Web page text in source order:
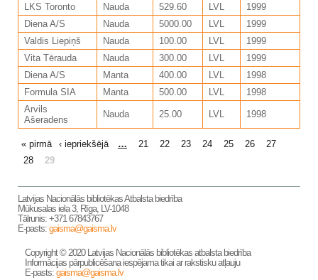
LKS Toronto Nauda 529.60 LVL
1999
Diena A/S
Nauda 5000.00 LVL
1999
Valdis Liepiņš
Nauda 100.00 LVL
1999
Vita Tērauda
Nauda 300.00 LVL
1999
Diena A/S
Manta 400.00 LVL
1998
Formula SIA
Manta 500.00 LVL
1998
Arvils
Ašeradens
Nauda 25.00 LVL 1998
LAPAS
« pirmā ‹ iepriekšējā … 21 22 23 24 25 26
27
28
29
Latvijas Nacionālās bibliotēkas Atbalsta biedrība
Mūkusalas iela 3, Rīga, LV-1048
Tālrunis: +371 67843767
E-pasts: gaisma@gaisma.lv
Copyright © 2020 Latvijas Nacionālās bibliotēkas atbalsta biedrība
Informācijas pārpublicēšana iespējama tikai ar rakstisku atļauju
E-pasts: gaisma@gaisma.lv